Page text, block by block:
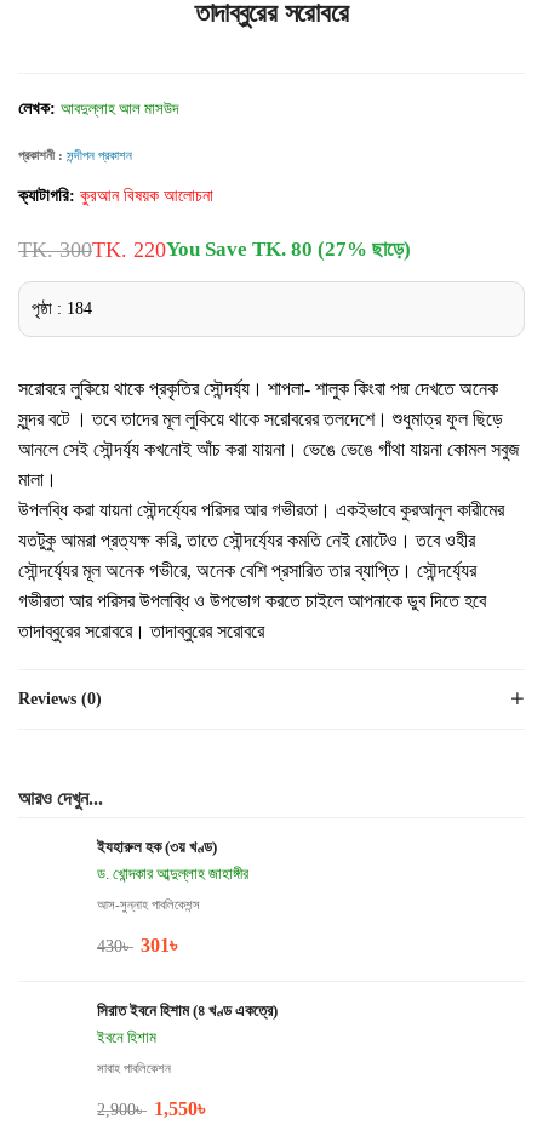
তাদাব্বুরের সরোবরে
লেখক: আবদুল্লাহ আল মাসউদ
প্রকাশনী : সন্দীপন প্রকাশন
ক্যাটাগরি: কুরআন বিষয়ক আলোচনা
TK. 300TK. 220You Save TK. 80 (27% ছাড়ে)
পৃষ্ঠা : 184
সরোবরে লুকিয়ে থাকে প্রকৃতির সৌন্দর্য্য। শাপলা- শালুক কিংবা পদ্ম দেখতে অনেক
সুন্দর বটে । তবে তাদের মূল লুকিয়ে থাকে সরোবরের তলদেশে। শুধুমাত্র ফুল ছিড়ে
আনলে সেই সৌন্দর্য্য কখনোই আঁচ করা যায়না। ভেঙে ভেঙে গাঁথা যায়না কোমল সবুজ
মালা।
উপলব্ধি করা যায়না সৌন্দর্য্যের পরিসর আর গভীরতা। একইভাবে কুরআনুল কারীমের
যতটুকু আমরা প্রত্যক্ষ করি, তাতে সৌন্দর্য্যের কমতি নেই মোটেও। তবে ওহীর
সৌন্দর্য্যের মূল অনেক গভীরে, অনেক বেশি প্রসারিত তার ব্যাপ্তি। সৌন্দর্য্যের
গভীরতা আর পরিসর উপলব্ধি ও উপভোগ করতে চাইলে আপনাকে ডুব দিতে হবে
তাদাব্বুরের সরোবরে। তাদাব্বুরের সরোবরে
Reviews (0)
আরও দেখুন...
ইযহারুল হক (৩য় খণ্ড)
ড. খোন্দকার আব্দুল্লাহ জাহাঙ্গীর
আস-সুন্নাহ পাবলিকেশন্স
430৳ 301৳
সিরাত ইবনে হিশাম (৪ খণ্ড একত্রে)
ইবনে হিশাম
সাবাহ পাবলিকেশন
2,900৳ 1,550৳